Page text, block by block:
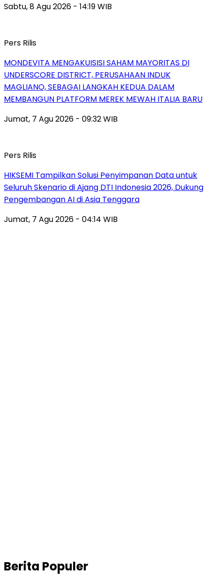
Sabtu, 8 Agu 2026 - 14:19 WIB
Pers Rilis
MONDEVITA MENGAKUISISI SAHAM MAYORITAS DI
UNDERSCORE DISTRICT, PERUSAHAAN INDUK
MAGLIANO, SEBAGAI LANGKAH KEDUA DALAM
MEMBANGUN PLATFORM MEREK MEWAH ITALIA BARU
Jumat, 7 Agu 2026 - 09:32 WIB
Pers Rilis
HIKSEMI Tampilkan Solusi Penyimpanan Data untuk
Seluruh Skenario di Ajang DTI Indonesia 2026, Dukung
Pengembangan AI di Asia Tenggara
Jumat, 7 Agu 2026 - 04:14 WIB
Berita Populer